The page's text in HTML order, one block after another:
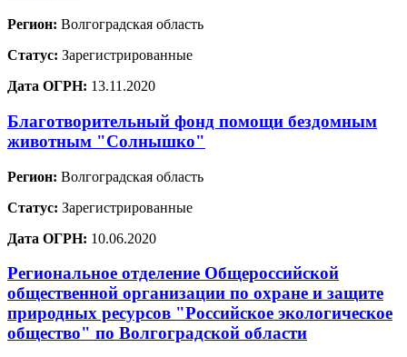
Регион: Волгоградская область
Статус: Зарегистрированные
Дата ОГРН: 13.11.2020
Благотворительный фонд помощи бездомным
животным "Солнышко"
Регион: Волгоградская область
Статус: Зарегистрированные
Дата ОГРН: 10.06.2020
Региональное отделение Общероссийской
общественной организации по охране и защите
природных ресурсов "Российское экологическое
общество" по Волгоградской области